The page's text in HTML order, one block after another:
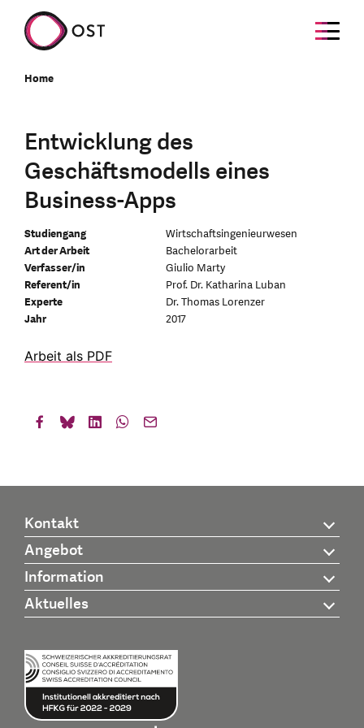
Home
Entwicklung des
Geschäftsmodells eines
Business-Apps
Studiengang
Wirtschaftsingenieurwesen
Art der Arbeit
Bachelorarbeit
Verfasser/in
Giulio Marty
Referent/in
Prof. Dr. Katharina Luban
Experte
Dr. Thomas Lorenzer
Jahr
2017
Arbeit als PDF
Kontakt
Angebot
Information
Aktuelles